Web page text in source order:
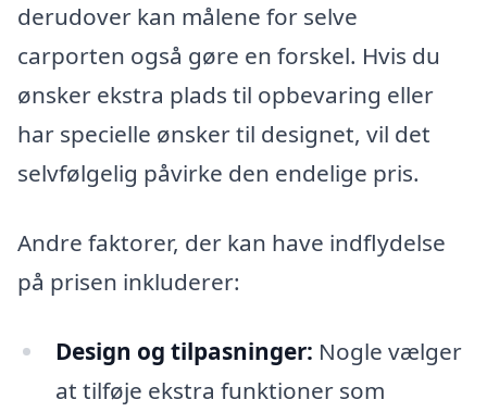
derudover kan målene for selve
carporten også gøre en forskel. Hvis du
ønsker ekstra plads til opbevaring eller
har specielle ønsker til designet, vil det
selvfølgelig påvirke den endelige pris.
Andre faktorer, der kan have indflydelse
på prisen inkluderer:
Design og tilpasninger: Nogle vælger
at tilføje ekstra funktioner som